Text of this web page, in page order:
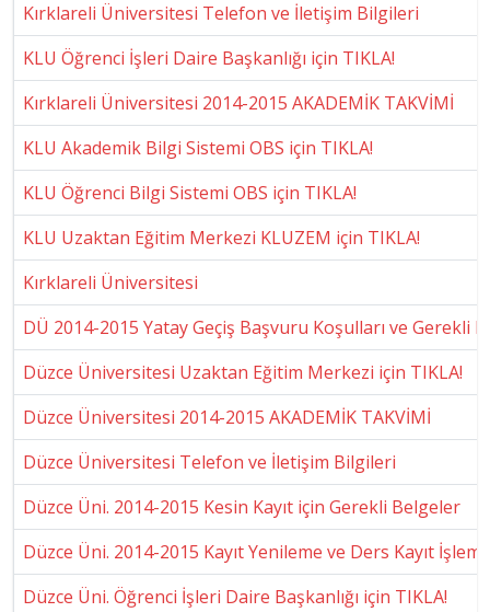
Kırklareli Üniversitesi Telefon ve İletişim Bilgileri
KLU Öğrenci İşleri Daire Başkanlığı için TIKLA!
Kırklareli Üniversitesi 2014-2015 AKADEMİK TAKVİMİ
KLU Akademik Bilgi Sistemi OBS için TIKLA!
KLU Öğrenci Bilgi Sistemi OBS için TIKLA!
KLU Uzaktan Eğitim Merkezi KLUZEM için TIKLA!
Kırklareli Üniversitesi
DÜ 2014-2015 Yatay Geçiş Başvuru Koşulları ve Gerekli
Düzce Üniversitesi Uzaktan Eğitim Merkezi için TIKLA!
Düzce Üniversitesi 2014-2015 AKADEMİK TAKVİMİ
Düzce Üniversitesi Telefon ve İletişim Bilgileri
Düzce Üni. 2014-2015 Kesin Kayıt için Gerekli Belgeler
Düzce Üni. 2014-2015 Kayıt Yenileme ve Ders Kayıt
Düzce Üni. Öğrenci İşleri Daire Başkanlığı için TIKLA!